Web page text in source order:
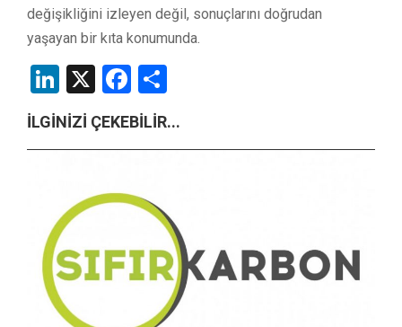
değişikliğini izleyen değil, sonuçlarını doğrudan
yaşayan bir kıta konumunda.
LinkedIn
X Facebook
İLGİNİZİ ÇEKEBİLİR...